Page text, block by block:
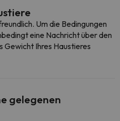
Um die Bedingungen
eine Nachricht über den
Gewicht Ihres Haustieres
gelegenen